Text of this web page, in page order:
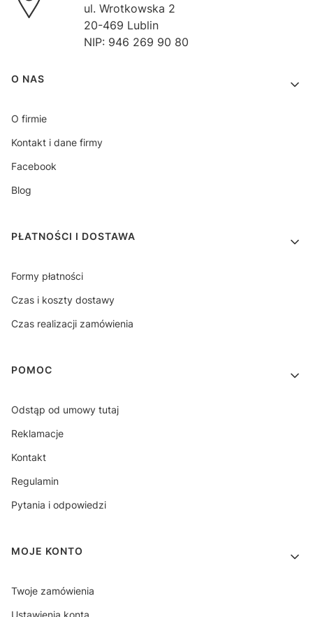
ul. Wrotkowska 2
20-469 Lublin
NIP: 946 269 90 80
Linki w stopce
O NAS
O firmie
Kontakt i dane firmy
Facebook
Blog
PŁATNOŚCI I DOSTAWA
Formy płatności
Czas i koszty dostawy
Czas realizacji zamówienia
POMOC
Odstąp od umowy tutaj
Reklamacje
Kontakt
Regulamin
Pytania i odpowiedzi
MOJE KONTO
Twoje zamówienia